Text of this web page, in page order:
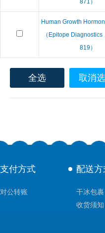
871）
Human Growth
（Epitope Diagnostics
819）
全选 取消
支付方式
对公转账
配送方
干冰包裹
收货须知